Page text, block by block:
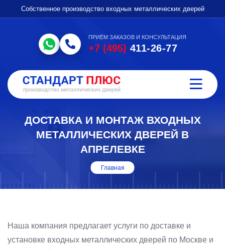
Собственное производство входных металлических дверей
ПРИЁМ ЗАКАЗОВ И КОНСУЛЬТАЦИЯ
+7 (495) 411-26-77
ДОСТАВКА И МОНТАЖ ВХОДНЫХ
МЕТАЛЛИЧЕСКИХ ДВЕРЕЙ В
АПРЕЛЕВКЕ
Главная
Наша компания предлагает услуги по доставке и
установке входных металлических дверей по Москве и